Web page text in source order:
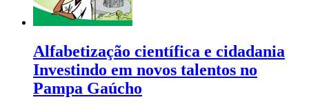
Alfabetização científica e cidadania
Investindo em novos talentos no
Pampa Gaúcho